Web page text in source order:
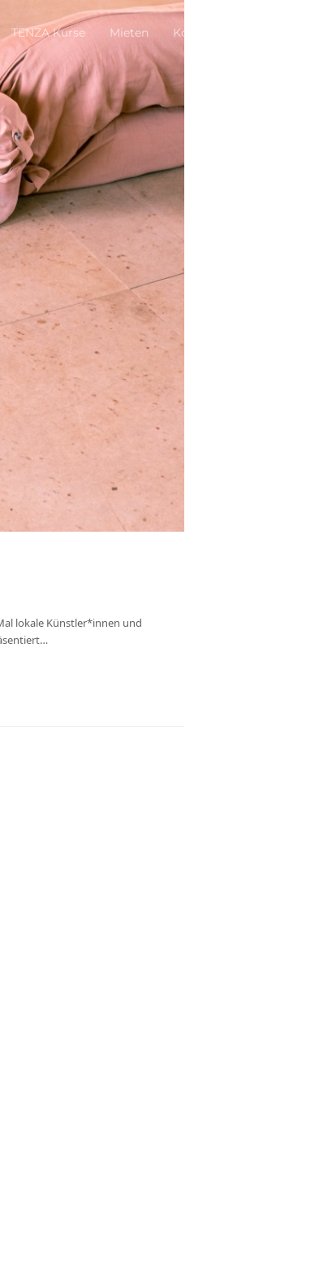
TENZA Kurse Mieten Kontakt
lokale Künstler*innen und